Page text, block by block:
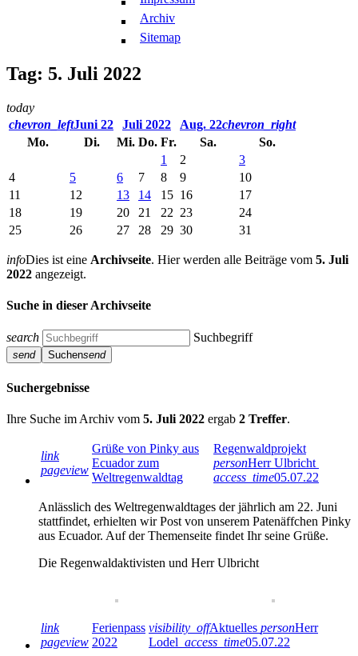
Archiv
Sitemap
Tag: 5. Juli 2022
today
chevron_leftJuni 22 Juli 2022 Aug. 22chevron_right
Mo.
Di. Mi. Do. Fr. Sa.
So.
1
2
3
4
5 6 7 8 9
10
11
12 13 14 15 16
17
18
19 20 21 22 23
24
25
26 27 28 29 30 31
infoDies ist eine Archivseite. Hier werden alle Beiträge vom 5. Juli
2022 angezeigt.
Suche in dieser Archivseite
search Suchbegriff
send Suchensend
Suchergebnisse
Ihre Suche im Archiv vom 5. Juli 2022 ergab 2 Treffer.
link
pageview
Grüße von Pinky aus
Ecuador zum
Weltregenwaldtag
Regenwaldprojekt
personHerr Ulbricht
access_time05.07.22
Anlässlich des Weltregenwaldtages der jährlich am 22. Juni
stattfindet, erhielten wir Post von unserem Patenäffchen Pinky
aus Ecuador. Auf der Themenseite findet Ihr seine Grüße.
Die Regenwaldaktivisten und Herr Ulbricht
link
pageview
Ferienpass
2022
visibility_offAktuelles personHerr
Lodel access_time05.07.22